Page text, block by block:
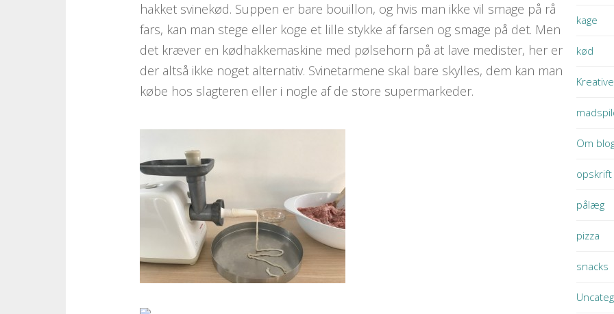
hakket svinekød. Suppen er bare bouillon, og hvis man ikke vil smage på rå
fars, kan man stege eller koge et lille stykke af farsen og smage på det. Men
det kræver en kødhakkemaskine med pølsehorn på at lave medister, her er
der altså ikke noget alternativ. Svinetarmene skal bare skylles, dem kan man
købe hos slagteren eller i nogle af de store supermarkeder.
kage
kød
Om
opskrift
pålæg
pizza
snacks